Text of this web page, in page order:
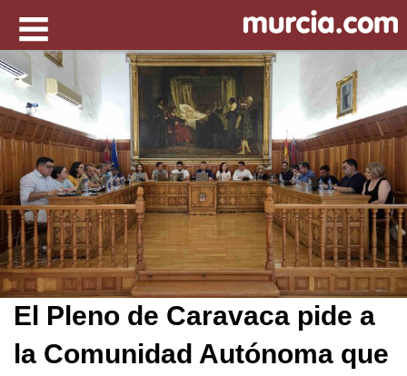
El Pleno de Caravaca pide a
la Comunidad Autónoma que